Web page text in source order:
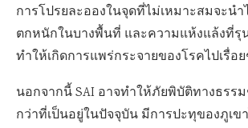
การโปรยละอองในจุดที่ไม่เหมาะสมจะนำ
ตกหนักในบางพื้นที่ และความแห้งแล้งที่รุ
ทำให้เกิดการแพร่กระจายของโรคไปเรื่อย
นอกจากนี้ SAI อาจทำให้ภัยพิบัติทางธรรม
กว่าที่เป็นอยู่ในปัจจุบัน มีการปะทุของภูเข